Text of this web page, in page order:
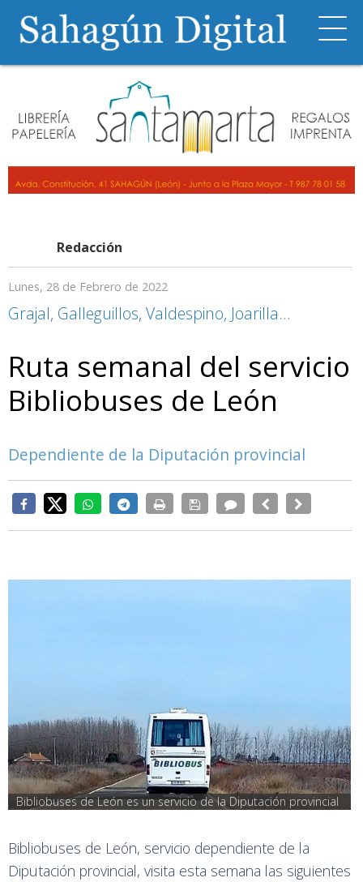
Redacción
Lunes, 28 de Febrero de 2022
Grajal, Galleguillos, Valdespino, Joarilla…
Ruta semanal del servicio
Bibliobuses de León
Dependiente de la Diputación provincial
Bibliobuses de León es un servicio de la Diputación provincial
Bibliobuses de León, servicio dependiente de la
Diputación provincial, visita esta semana las siguientes